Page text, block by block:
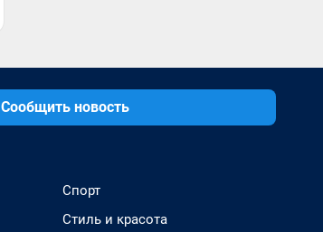
Сообщить новость
Спорт
Стиль и красота